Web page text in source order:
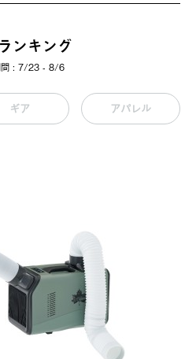
ンキング
間 : 7/23 - 8/6
ギア アパレル